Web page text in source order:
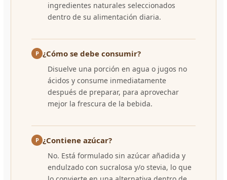
ingredientes naturales seleccionados
dentro de su alimentación diaria.
P ¿Cómo se debe consumir?
Disuelve una porción en agua o jugos no
ácidos y consume inmediatamente
después de preparar, para aprovechar
mejor la frescura de la bebida.
P ¿Contiene azúcar?
No. Está formulado sin azúcar añadida y
endulzado con sucralosa y/o stevia, lo que